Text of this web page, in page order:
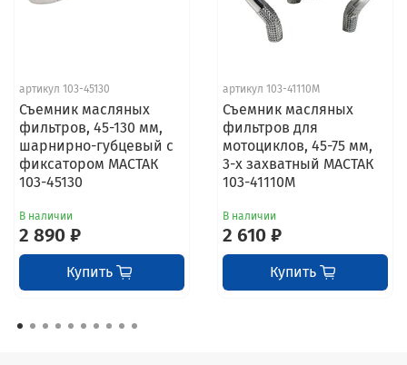
артикул 103-45130
Съемник масляных
фильтров, 45-130 мм,
шарнирно-губцевый с
фиксатором МАСТАК
103-45130
В наличии
2 890 ₽
Купить
артикул 103-41110M
Съемник масляных
фильтров для
мотоциклов, 45-75 мм,
3-х захватный МАСТАК
103-41110M
В наличии
2 610 ₽
Купить